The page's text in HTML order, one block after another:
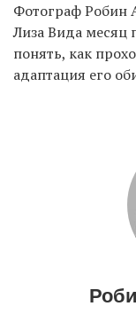
Фотограф Робин
Лиза Вида
понять, как
адаптация его